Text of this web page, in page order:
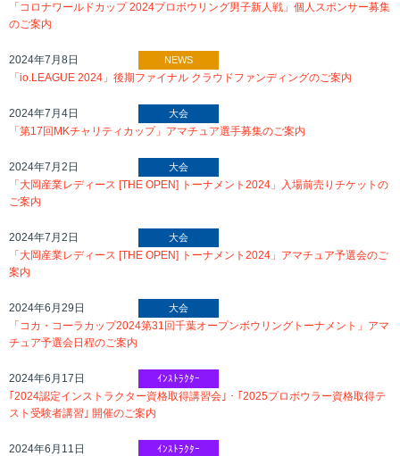
「コロナワールドカップ 2024プロボウリング男子新人戦」個人スポンサー募集
のご案内
2024年7月8日 NEWS
「io.LEAGUE 2024」後期ファイナル クラウドファンディングのご案内
2024年7月4日 大会
「第17回MKチャリティカップ」アマチュア選手募集のご案内
2024年7月2日 大会
「大岡産業レディース [THE OPEN] トーナメント2024」入場前売りチケットの
ご案内
2024年7月2日 大会
「大岡産業レディース [THE OPEN] トーナメント2024」アマチュア予選会のご
案内
2024年6月29日 大会
「コカ・コーラカップ2024第31回千葉オープンボウリングトーナメント」アマ
チュア予選会日程のご案内
2024年6月17日 ｲﾝｽﾄﾗｸﾀｰ
｢2024認定インストラクター資格取得講習会｣ ･ ｢2025プロボウラー資格取得テ
スト受験者講習｣ 開催のご案内
2024年6月11日 ｲﾝｽﾄﾗｸﾀｰ